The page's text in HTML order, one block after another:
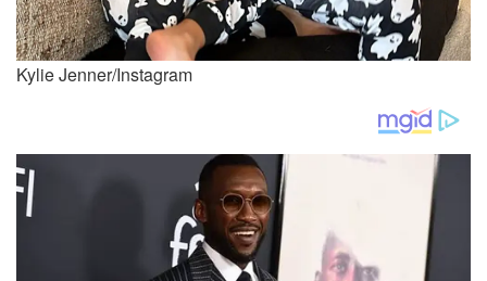
Kylie Jenner/Instagram